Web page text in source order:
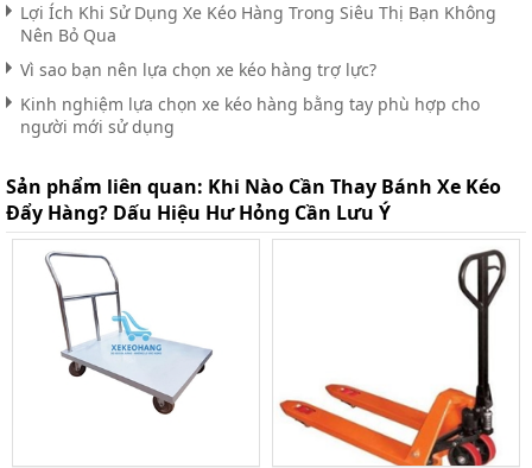
Lợi Ích Khi Sử Dụng Xe Kéo Hàng Trong Siêu Thị Bạn Không
Nên Bỏ Qua
Vì sao bạn nên lựa chọn xe kéo hàng trợ lực?
Kinh nghiệm lựa chọn xe kéo hàng bằng tay phù hợp cho
người mới sử dụng
Sản phẩm liên quan: Khi Nào Cần Thay Bánh Xe Kéo
Đẩy Hàng? Dấu Hiệu Hư Hỏng Cần Lưu Ý